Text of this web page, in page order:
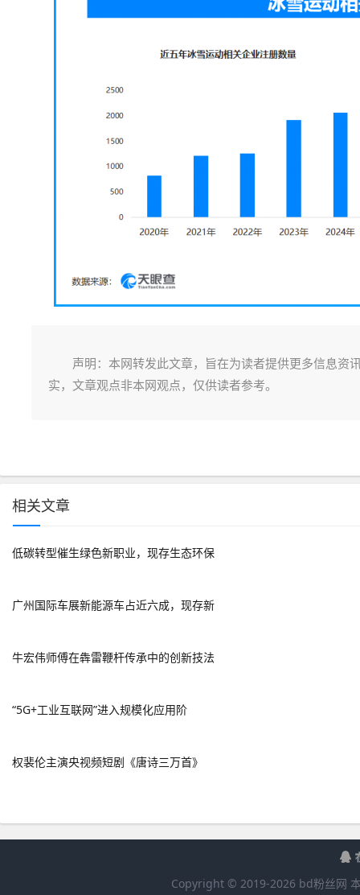
声明：本网转发此文章，旨在为读者提供更多信息资
实，文章观点非本网观点，仅供读者参考。
相关文章
低碳转型催生绿色新职业，现存生态环保
广州国际车展新能源车占近六成，现存新
牛宏伟师傅在犇雷鞭杆传承中的创新技法
“5G+工业互联网”进入规模化应用阶
权裴伦主演央视频短剧《唐诗三万首》
Copyright © 2019-2026 bd粉丝网